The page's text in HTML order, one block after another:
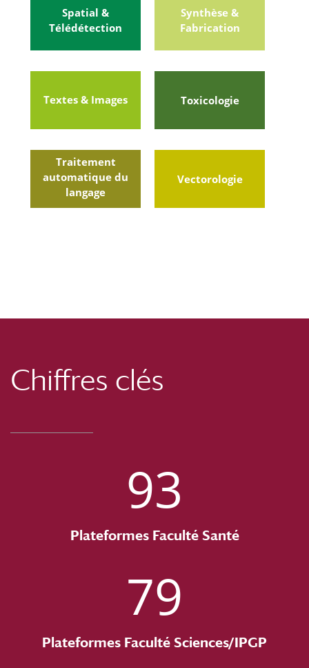
Spatial &
Télédétection
Synthèse &
Fabrication
Textes & Images Toxicologie
Traitement
automatique du
langage
Vectorologie
Chiffres clés
93
Plateformes Faculté Santé
79
Plateformes Faculté Sciences/IPGP